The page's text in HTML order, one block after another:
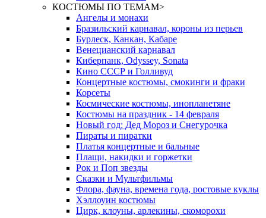
КОСТЮМЫ ПО ТЕМАМ>
Ангелы и монахи
Бразильский карнавал, короны из перьев
Бурлеск, Канкан, Кабаре
Венецианский карнавал
Киберпанк, Odyssey, Sonata
Кино СССР и Голливуд
Концертные костюмы, смокинги и фраки
Корсеты
Космические костюмы, инопланетяне
Костюмы на праздник - 14 февраля
Новый год: Дед Мороз и Снегурочка
Пираты и пиратки
Платья концертные и бальные
Плащи, накидки и горжетки
Рок и Поп звезды
Сказки и Мультфильмы
Флора, фауна, времена года, ростовые куклы
Хэллоуин костюмы
Цирк, клоуны, арлекины, скоморохи